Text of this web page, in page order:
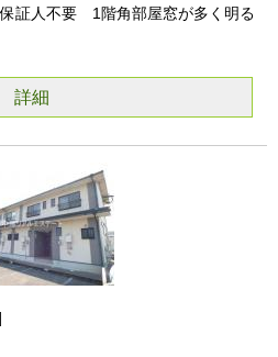
証人不要 1階角部屋窓が多く明る
詳細